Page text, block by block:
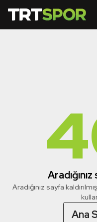
Aradığınız sayfa
Ana